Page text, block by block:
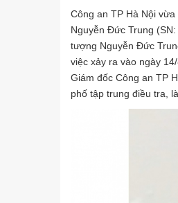
Công an TP Hà Nội
Nguyễn Đức Trung
tượng Nguyễn Đức
việc xảy ra vào ngày
Giám đốc Công an TP
phố tập trung điều tra,